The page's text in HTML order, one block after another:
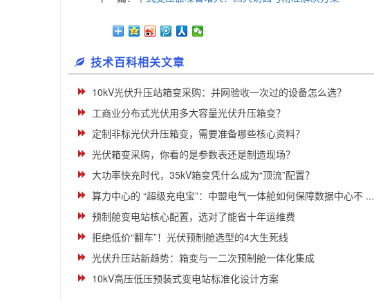
技术百科相关文章
10kV光伏升压站箱变采购：并网验收一次过的设备怎么选？
工商业分布式光伏用多大容量光伏升压箱变？
定制非标光伏升压箱变，需要准备哪些核心资料？
光伏箱变采购，你看的是参数表还是制造现场？
大功率快充时代，35kV箱变凭什么成为“顶流”配置？
算力中心的 “超级充电宝”：中盟电气一体舱如何保障数据中心不 ...
预制舱变电站核心配置，选对了能省十年运维费
拒绝低价“翻车”！光伏预制舱选型的4大生死线
光伏升压站新趋势：箱变与一二次预制舱一体化集成
10kV高压低压预装式变电站标准化设计方案